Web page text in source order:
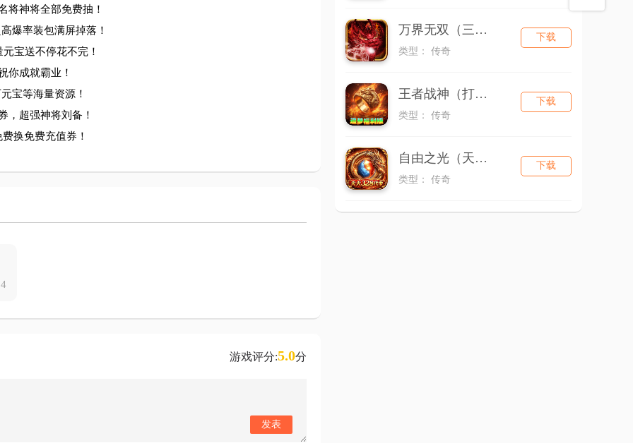
将神将全部免费抽！
爆率装包满屏掉落！
宝送不停花不完！
你成就霸业！
宝等海量资源！
，超强神将刘备！
换免费充值券！
游戏评分:5.0分
发表
万界无双（三职神技觉醒割草）
类型： 传奇
下载
王者战神（打工人追梦福利版）
类型： 传奇
下载
自由之光（天天328代币免费版）
类型： 传奇
下载